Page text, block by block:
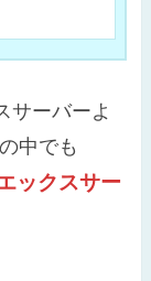
サーバーよ
中でも
ックスサー